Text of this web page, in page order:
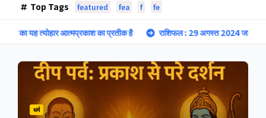
Top Tags featured fea f fe
आत्मप्रकाश का प्रतीक है राशिफल : 29 अगस्त 2024 जाने क्या कहता है
धर्म